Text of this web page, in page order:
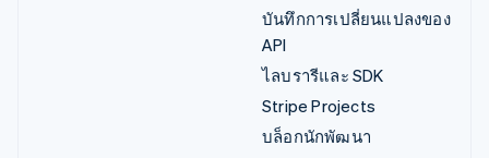
บันทึกการเปลี่ยนแปลงของ
API
ไลบรารีและ SDK
Stripe Projects
บล็อกนักพัฒนา